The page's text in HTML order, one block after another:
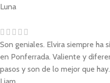
Luna
Son geniales. Elvira siempre ha
en Ponferrada. Valiente y
pasos y son de lo mejor que
Liam